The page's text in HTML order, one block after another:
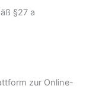
§27 a
zur Online-